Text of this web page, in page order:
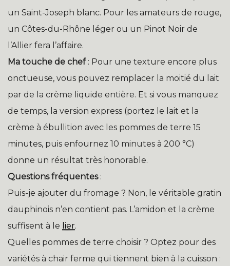
un Saint-Joseph blanc. Pour les amateurs de rouge,
un Côtes-du-Rhône léger ou un Pinot Noir de
l’Allier fera l’affaire.
Ma touche de chef: Pour une texture encore plus
onctueuse, vous pouvez remplacer la moitié du lait
par de la crème liquide entière. Et si vous manquez
de temps, la version express (portez le lait et la
crème à ébullition avec les pommes de terre 15
minutes, puis enfournez 10 minutes à 200 °C)
donne un résultat très honorable.
Questions fréquentes:
Puis-je ajouter du fromage ? Non, le véritable gratin
dauphinois n’en contient pas. L’amidon et la crème
suffisent à le lier.
Quelles pommes de terre choisir ? Optez pour des
variétés à chair ferme qui tiennent bien à la cuisson :